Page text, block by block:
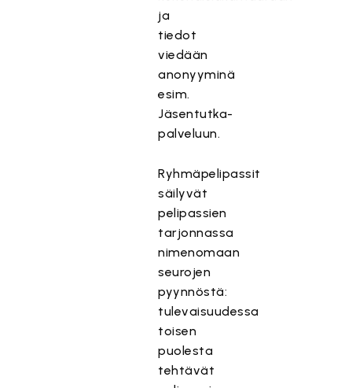
ja
tiedot
viedään
anonyyminä
esim.
Jäsentutka-
palveluun.
Ryhmäpelipassit
säilyvät
pelipassien
tarjonnassa
nimenomaan
seurojen
pyynnöstä:
tulevaisuudessa
toisen
puolesta
tehtävät